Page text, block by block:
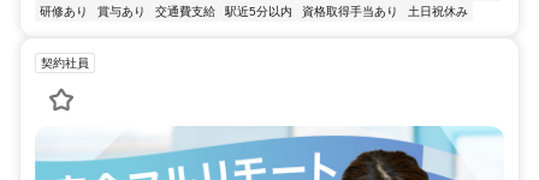
研修あり
賞与あり 交通費支給 駅近5分以内 資格取得手当あり 土日祝休み
契約社員